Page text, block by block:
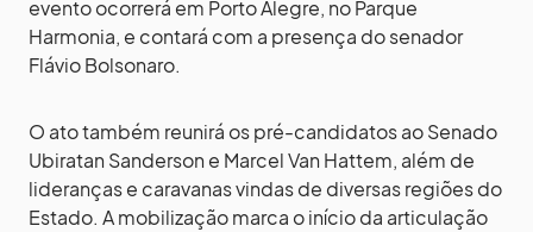
evento ocorrerá em Porto Alegre, no Parque
Harmonia, e contará com a presença do senador
Flávio Bolsonaro.
O ato também reunirá os pré-candidatos ao Senado
Ubiratan Sanderson e Marcel Van Hattem, além de
lideranças e caravanas vindas de diversas regiões do
Estado. A mobilização marca o início da articulação